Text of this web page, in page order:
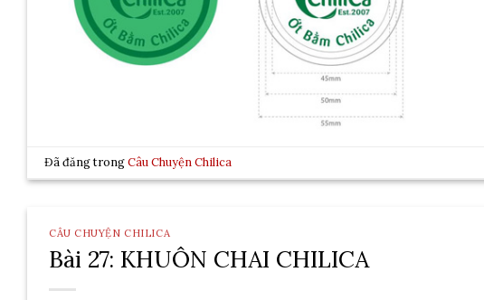
Đã đăng trongCâu Chuyện Chilica
CÂU CHUYỆN CHILICA
Bài 27: KHUÔN CHAI CHILICA